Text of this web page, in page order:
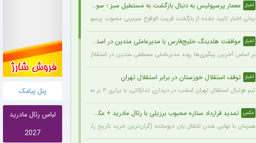
پنل پیامک
لباس رئال مادرید
2027
اخبار معمار پرسپولیس به دنبال بازگشت به مستطیل سبز ؛ سورپرایز بزرگ در راه است ؟ + جزئیات
برخی اخبار تایید نشده از بازگشت قریب الوقوع سرمربی محبوب پرسپولیسی‌ها به دنیای فوتبال خبر می‌دهد.
اخبار موافقت هلدینگ خلیج‌فارس با مدیرعاملی متدین در استقلال
بر اساس آخرین پیگیری‌ها روند مدیرعاملی مصطفی متدین در استقلال به طور کامل طی شده و هلدینگ
اخبار توقف استقلال خوزستان در برابر استقلال تهران
تیم فوتبال استقلال تهران امشب در دیداری تدارکاتی، با برتری ۳ بر صفر برابر استقلال خوزستان، با دبل سعید سحرخیزان و گل یاسر آسانی پیروز شد.
عکس تمدید قرارداد ستاره محبوب برزیلی با رئال مادرید + عکس
همزمان با نهایی شدن انتقال یان دیومانده (گران‌ترین خرید تاریخ رئال مادرید)، تمدید قرارداد وینیسیوس جونیور تا ۲۰۳۲